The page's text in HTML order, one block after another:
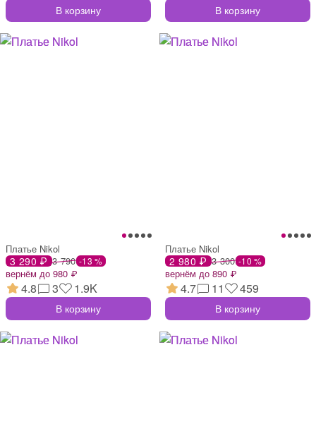
В корзину В корзину
Платье Nikol
3 290 ₽ 3 790 -13 %
вернём до 980 ₽
4.8 3 1.9K
В корзину
Платье Nikol
2 980 ₽ 3 300 -10 %
вернём до 890 ₽
4.7 11 459
В корзину